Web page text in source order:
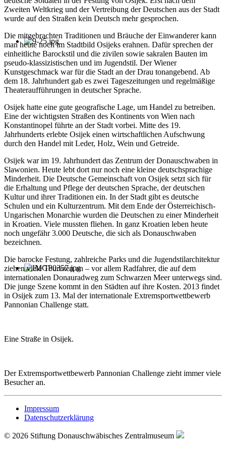
Zweiten Weltkrieg und der Vertreibung der Deutschen aus der Stadt
wurde auf den Straßen kein Deutsch mehr gesprochen.
Die mitgebrachten Traditionen und Bräuche der Einwanderer kann
man heute noch im Stadtbild Osijeks erahnen. Dafür sprechen der
einheitliche Barockstil und die zivilen sowie sakralen Bauten im
pseudo-klassizistischen und im Jugendstil. Der Wiener
Kunstgeschmack war für die Stadt an der Drau tonangebend. Ab
dem 18. Jahrhundert gab es zwei Tageszeitungen und regelmäßige
Theateraufführungen in deutscher Sprache.
Osijek hatte eine gute geografische Lage, um Handel zu betreiben.
Eine der wichtigsten Straßen des Kontinents von Wien nach
Konstantinopel führte an der Stadt vorbei. Mitte des 19.
Jahrhunderts erlebte Osijek einen wirtschaftlichen Aufschwung
durch den Handel mit Leder, Holz, Wein und Getreide.
Osijek war im 19. Jahrhundert das Zentrum der Donauschwaben in
Slawonien. Heute lebt dort nur noch eine kleine deutschsprachige
Minderheit. Die Deutsche Gemeinschaft von Osijek setzt sich für
die Erhaltung und Pflege der deutschen Sprache, der deutschen
Kultur und ihrer Traditionen ein. In der Stadt gibt es deutsche
Schulen und ein Kulturzentrum. Mit dem Ende der Österreichisch-
Ungarischen Monarchie wurden die Deutschen zu einer Minderheit
in Kroatien. Viele mussten fliehen. In ganz Kroatien leben heute
noch ungefähr 3.000 Deutsche, die sich als Donauschwaben
bezeichnen.
Die barocke Festung, zahlreiche Parks und die Jugendstilarchitektur
ziehen viele Touristen an – vor allem Radfahrer, die auf dem
internationalen Donauradweg zum Schwarzen Meer unterwegs sind.
Die junge Szene kommt in den Städten auf ihre Kosten. 2013 findet
in Osijek zum 13. Mal der internationale Extremsportwettbewerb
Pannonian Challenge statt.
Eine Straße in Osijek.
Der Extremsportwettbewerb Pannonian Challenge zieht immer viele
Besucher an.
Impressum
Datenschutzerklärung
© 2026 Stiftung Donauschwäbisches Zentralmuseum